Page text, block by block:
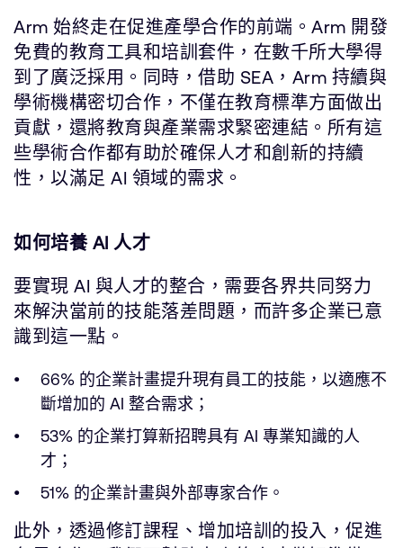
Arm 始終走在促進產學合作的前端。Arm 開發
免費的教育工具和培訓套件，在數千所大學得
到了廣泛採用。同時，借助 SEA，Arm 持續與
學術機構密切合作，不僅在教育標準方面做出
貢獻，還將教育與產業需求緊密連結。所有這
些學術合作都有助於確保人才和創新的持續
性，以滿足 AI 領域的需求。
如何培養 AI 人才
要實現 AI 與人才的整合，需要各界共同努力
來解決當前的技能落差問題，而許多企業已意
識到這一點。
66% 的企業計畫提升現有員工的技能，以適應不
斷增加的 AI 整合需求；
53% 的企業打算新招聘具有 AI 專業知識的人
才；
51% 的企業計畫與外部專家合作。
此外，透過修訂課程、增加培訓的投入，促進